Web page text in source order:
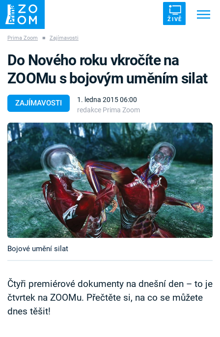
ŽIVĚ
ZÁHADY VETŘELCI DÁVNOVĚKU
Témata
Témata
Pořady
TV Program
Časopis
Sledujte prima+
Přihlášení
Prima Zoom ■ Zajímavosti
ZAJÍMAVOSTI
1. ledna 2015 06:00
redakce Prima Zoom
Do Nového roku vkročíte na
ZOOMu s bojovým uměním silat
Bojové umění silat
Čtyři premiérové dokumenty na dnešní den – to je
čtvrtek na ZOOMu. Přečtěte si, na co se můžete
dnes těšit!